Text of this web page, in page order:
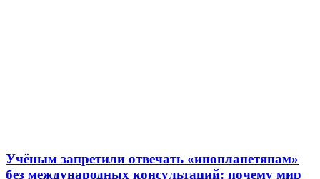
Учёным запретили отвечать «инопланетянам»
без международных консультаций: почему мир